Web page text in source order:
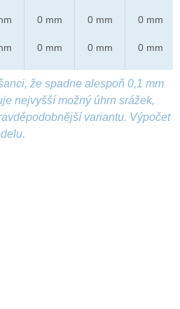
0 mm
0 mm
0 mm
0 mm
0 mm
0 mm
že spadne alespoň 0,1 mm
nejvyšší možný úhrn srážek,
variantu. Výpočet